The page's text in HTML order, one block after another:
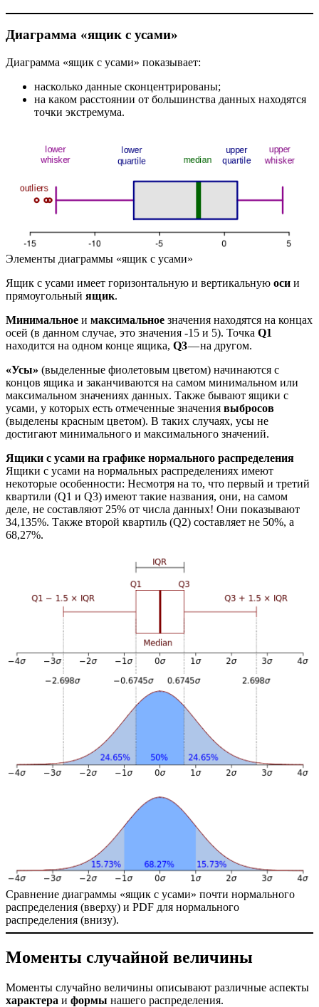
Диаграмма «ящик с усами»
Диаграмма «ящик с усами» показывает:
насколько данные сконцентрированы;
на каком расстоянии от большинства данных находятся
точки экстремума.
Элементы диаграммы «ящик с усами»
Ящик с усами имеет горизонтальную и вертикальную оси и
прямоугольный ящик.
Минимальное и максимальное значения находятся на концах
осей (в данном случае, это значения -15 и 5). Точка Q1
находится на одном конце ящика, Q3— на другом.
«Усы» (выделенные фиолетовым цветом) начинаются с
концов ящика и заканчиваются на самом минимальном или
максимальном значениях данных. Также бывают ящики с
усами, у которых есть отмеченные значения выбросов
(выделены красным цветом). В таких случаях, усы не
достигают минимального и максимального значений.
Ящики с усами на графике нормального распределения
Ящики с усами на нормальных распределениях имеют
некоторые особенности: Несмотря на то, что первый и третий
квартили (Q1 и Q3) имеют такие названия, они, на самом
деле, не составляют 25% от числа данных! Они показывают
34,135%. Также второй квартиль (Q2) составляет не 50%, а
68,27%.
Сравнение диаграммы «ящик с усами» почти нормального
распределения (вверху) и PDF для нормального
распределения (внизу).
Моменты случайной величины
Моменты случайно величины описывают различные аспекты
характера и формы нашего распределения.